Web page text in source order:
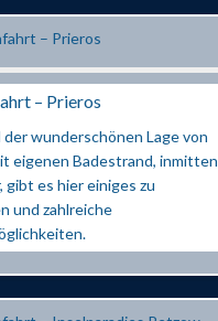
– Prieros
wunderschönen Lage von
eigenen Badestrand, inmitten
gibt es hier einiges zu
und zahlreiche